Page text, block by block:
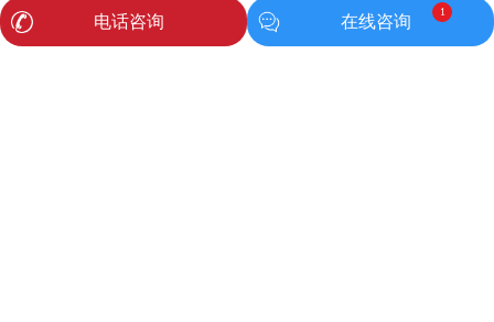
天津塘沽应急救援员培训班
优路教育
天津南开咨询工程师精选班
优路教育
电话咨询 在线咨询
1